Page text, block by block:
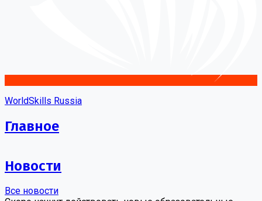
WorldSkills Russia
Главное
Новости
Все новости